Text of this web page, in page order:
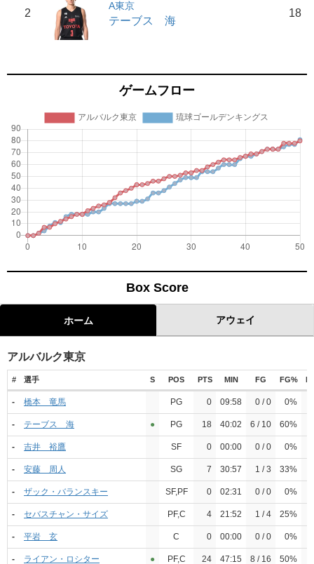
2
A東京
テーブス 海
18
ゲームフロー
Box Score
ホーム アウェイ
アルバルク東京
# 選手 S POS PTS MIN FG FG%
- 橋本 竜馬 PG 0 09:58 0 / 0 0%
- テーブス 海 ●︎ PG 18 40:02 6 / 10 60%
- 吉井 裕鷹 SF 0 00:00 0 / 0 0%
- 安藤 周人 SG 7 30:57 1 / 3 33%
- ザック・バランスキー SF,PF 0 02:31 0 / 0 0%
- セバスチャン・サイズ PF,C 4 21:52 1 / 4 25%
- 平岩 玄 C 0 00:00 0 / 0 0%
- ライアン・ロシター ●︎ PF,C 24 47:15 8 / 16 50%